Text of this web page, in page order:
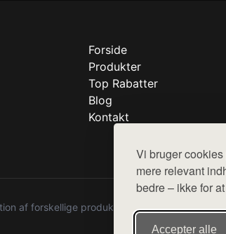
Vi bruger
mere relevant
bedre – ikke for
Accepter alle
Forside
Produkter
Top Rabatter
Blog
Kontakt
af forskellige produkter fra diverse